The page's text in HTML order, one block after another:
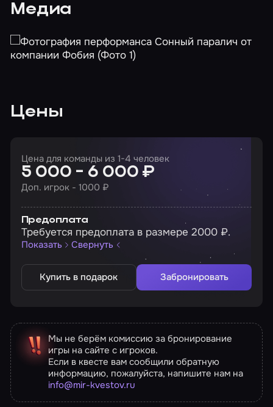
Медиа
Цены
Цена для команды из 1-4 человек
5 000 - 6 000 ₽
Доп. игрок - 1000 ₽
Предоплата
Требуется предоплата в размере 2000 ₽.
Показать Свернуть
Купить в подарок Забронировать
Мы не берём комиссию за бронирование
игры на сайте с игроков.
Если в квесте вам сообщили обратную
информацию, пожалуйста, напишите нам на
info@mir-kvestov.ru